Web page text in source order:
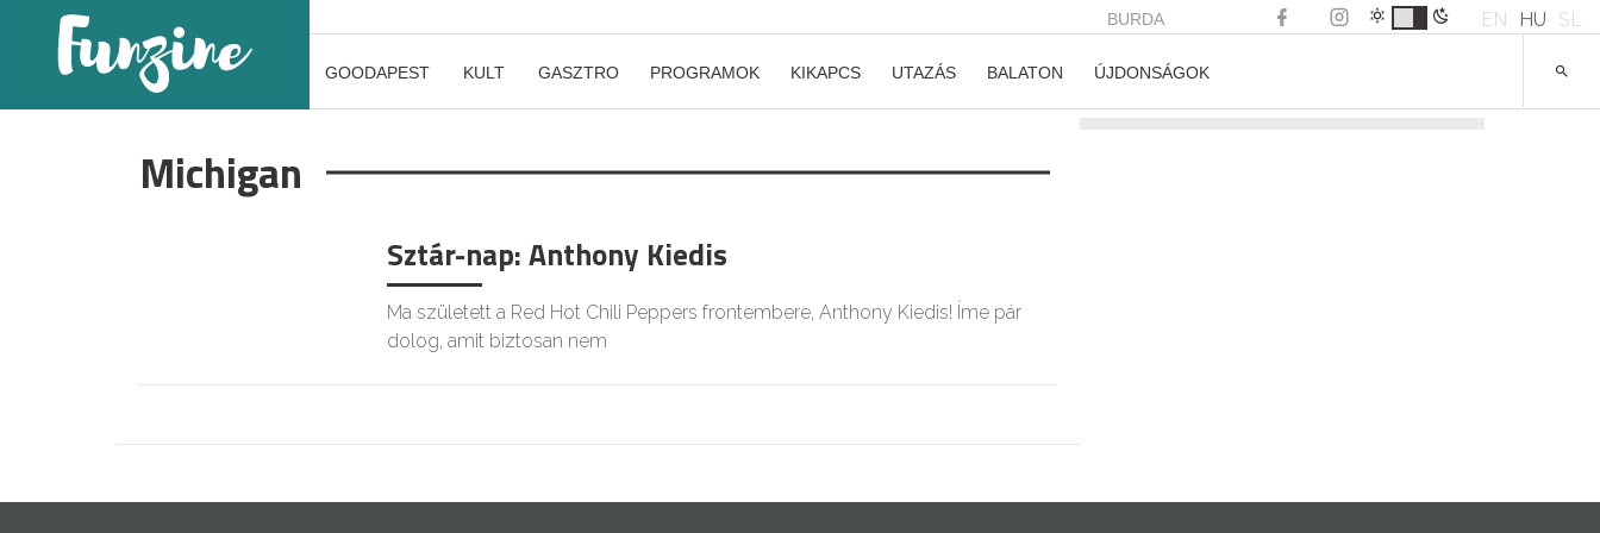
BURDA EN HU SL
GOODAPEST KULT GASZTRO PROGRAMOK KIKAPCS UTAZÁS BALATON ÚJDONSÁGOK
Michigan
Sztár-nap: Anthony Kiedis
Ma született a Red Hot Chili Peppers frontembere, Anthony Kiedis! Íme pár
dolog, amit biztosan nem